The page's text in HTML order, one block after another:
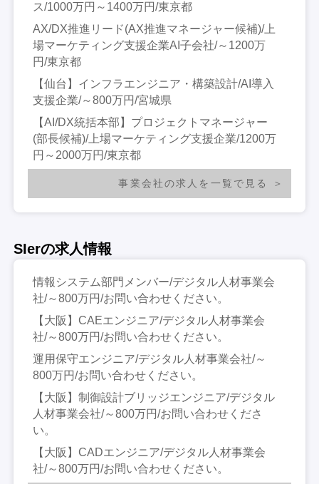
ス/1000万円～1400万円/東京都
AX/DX推進リード(AX推進マネージャー候補)/上
場マーケティング支援企業AI子会社/～1200万
円/東京都
【仙台】インフラエンジニア・構築設計/AI導入
支援企業/～800万円/宮城県
【AI/DX統括本部】プロジェクトマネージャー
(部長候補)/上場マーケティング支援企業/1200万
円～2000万円/東京都
事業会社の求人を一覧で見る
SIerの求人情報
情報システム部門メンバー/デジタル人材事業会
社/～800万円/お問い合わせください。
【大阪】CAEエンジニア/デジタル人材事業会
社/～800万円/お問い合わせください。
運用保守エンジニア/デジタル人材事業会社/～
800万円/お問い合わせください。
【大阪】制御設計ブリッジエンジニア/デジタル
人材事業会社/～800万円/お問い合わせくださ
い。
【大阪】CADエンジニア/デジタル人材事業会
社/～800万円/お問い合わせください。